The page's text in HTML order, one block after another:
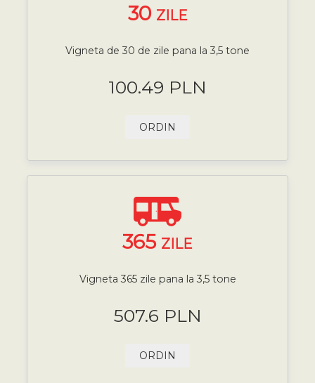
30 ZILE
Vigneta de 30 de zile pana la 3,5 tone
100.49 PLN
ORDIN
365 ZILE
Vigneta 365 zile pana la 3,5 tone
507.6 PLN
ORDIN